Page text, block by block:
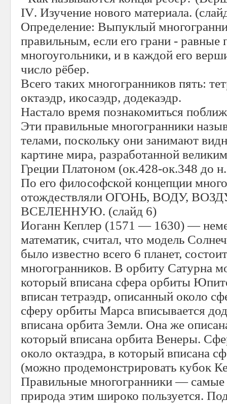
IV. Изучение нового материала.
Определение: Выпуклый
правильным, если его грани - равные
многоугольники, и в каждой его
число рёбер.
Всего таких многогранников пять:
октаэдр, икосаэдр, додекаэдр.
Настало время познакомиться
Эти правильные многогранники
телами, поскольку они занимают
картине мира, разработанной
Греции Платоном (ок.428-ок.348 до
По его философской концепции
отождествляли ОГОНЬ, ВОДУ,
ВСЕЛЕННУЮ. (слайд 6)
Иоганн Кеплер (1571 — 1630) —
математик, считал, что модель
было известно всего 6 планет,
многогранников. В орбиту Сатурна
который вписана сфера орбиты
вписан тетраэдр, описанный около
сферу орбиты Марса вписывается
вписана орбита Земли. Она же
который вписана орбита Венеры.
около октаэдра, в который вписана
(можно продемонстрировать кубок
Правильные многогранники —
природа этим широко пользуется.